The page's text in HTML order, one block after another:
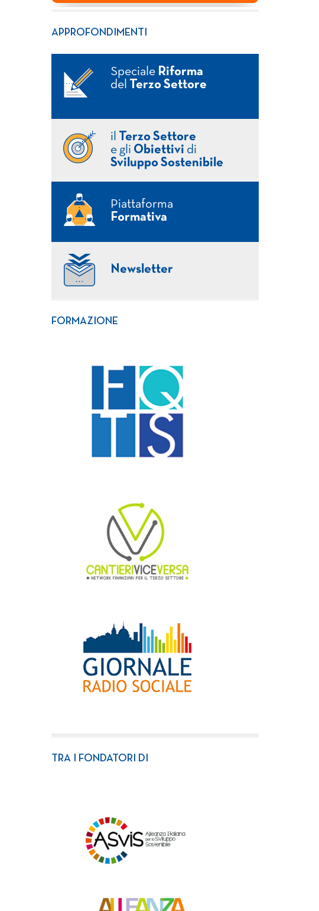
APPROFONDIMENTI
Speciale Riforma
del
Terzo Settore
il
Terzo Settore
e gli Obiettivi di
Sviluppo Sostenibile
Piattaforma
Formativa
Newsletter
FORMAZIONE
TRA I FONDATORI DI